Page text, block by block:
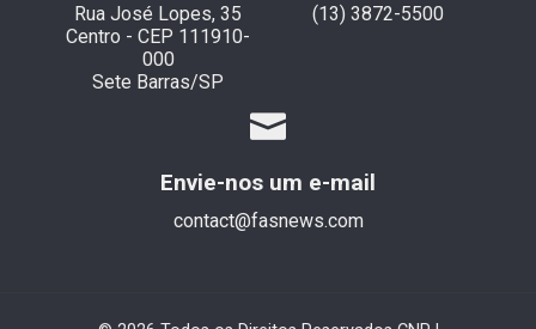
Rua José Lopes, 35
Centro - CEP 111910-
000
Sete Barras/SP
(13) 3872-5500
Envie-nos um e-mail
contact@fasnews.com